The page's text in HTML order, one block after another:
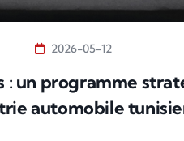
2026-05-12
: un programme
automobile